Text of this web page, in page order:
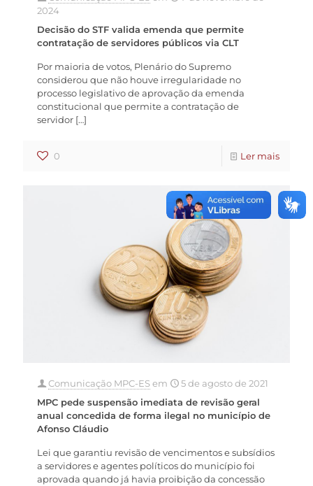
2024
Decisão do STF valida emenda que permite
contratação de servidores públicos via CLT
Por maioria de votos, Plenário do Supremo
considerou que não houve irregularidade no
processo legislativo de aprovação da emenda
constitucional que permite a contratação de
servidor […]
0 Ler mais
Comunicação MPC-ESem
5 de agosto de 2021
MPC pede suspensão imediata de revisão geral
anual concedida de forma ilegal no município de
Afonso Cláudio
Lei que garantiu revisão de vencimentos e subsídios
a servidores e agentes políticos do município foi
aprovada quando já havia proibição da concessão